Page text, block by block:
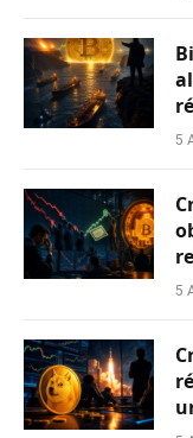
5
5